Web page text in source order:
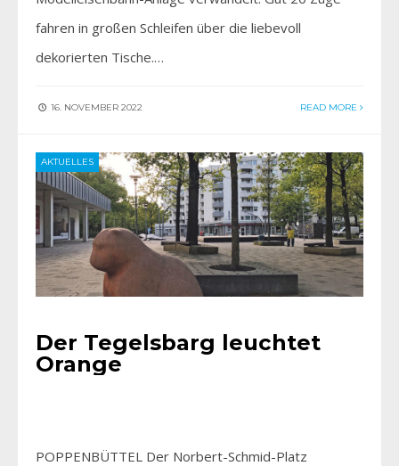
fahren in großen Schleifen über die liebevoll
dekorierten Tische.…
16. NOVEMBER 2022 READ MORE
AKTUELLES
Der Tegelsbarg leuchtet
Orange
POPPENBÜTTEL Der Norbert-Schmid-Platz